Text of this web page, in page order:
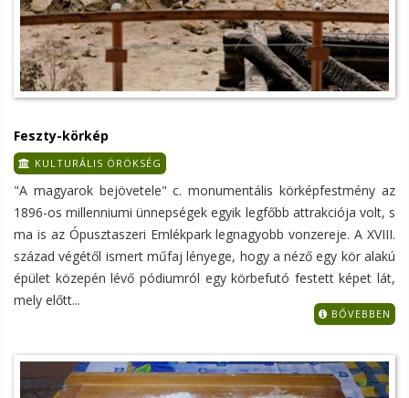
Feszty-körkép
KULTURÁLIS ÖRÖKSÉG
"A magyarok bejövetele" c. monumentális körképfestmény az
1896-os millenniumi ünnepségek egyik legfőbb attrakciója volt, s
ma is az Ópusztaszeri Emlékpark legnagyobb vonzereje. A XVIII.
század végétől ismert műfaj lényege, hogy a néző egy kör alakú
épület közepén lévő pódiumról egy körbefutó festett képet lát,
mely előtt...
BŐVEBBEN